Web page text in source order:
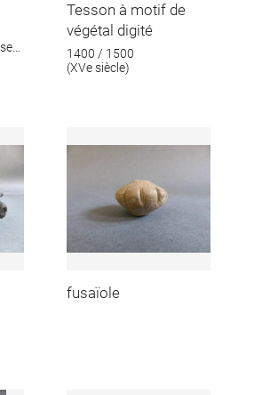
Tesson à motif de
végétal digité
1400 / 1500
(XVe siècle)
fusaïole